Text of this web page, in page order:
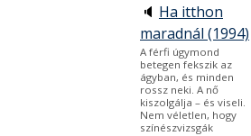
🔈 Ha itthon
maradnál (1994)
A férfi úgymond
betegen fekszik az
ágyban, és minden
rossz neki. A nő
kiszolgálja – és viseli.
Nem véletlen, hogy
színészvizsgák